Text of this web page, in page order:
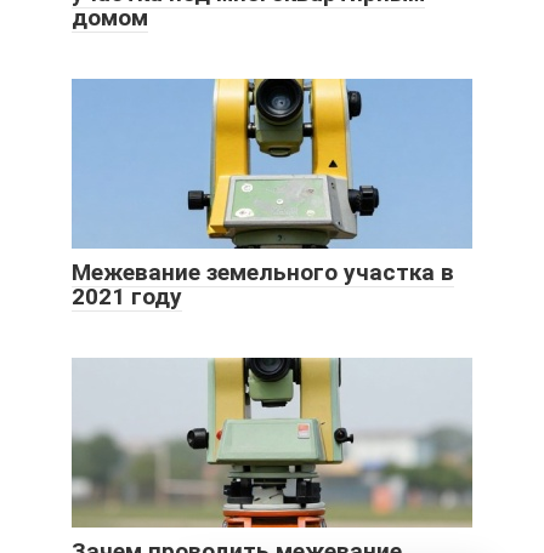
домом
Межевание земельного участка в
2021 году